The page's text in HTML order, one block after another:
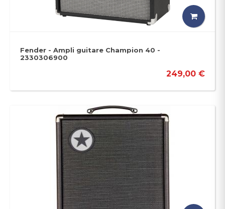
Fender - Ampli guitare Champion 40 -
2330306900
249,00 €